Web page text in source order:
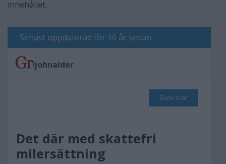
innehållet.
Senast uppdaterad för 16 år sedan
johnalder
Skriv svar
Det där med skattefri
milersättning